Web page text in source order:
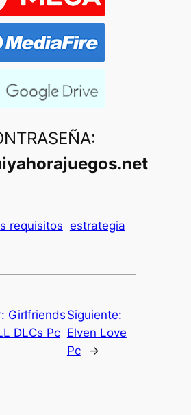
requisitos estrategia
Girlfriends
DLCs Pc
Siguiente:
Elven Love
Pc
→